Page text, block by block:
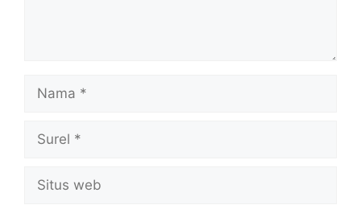
Nama
Surel
Situs
web